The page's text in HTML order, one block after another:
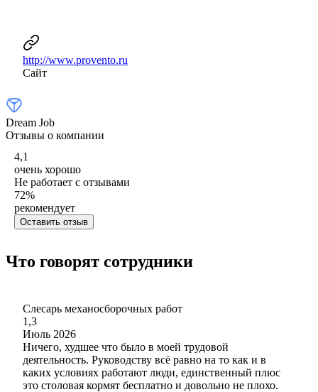
http://www.provento.ru
Сайт
Dream Job
Отзывы о компании
4,1
очень хорошо
Не работает с отзывами
72%
рекомендует
Оставить отзыв
Что говорят сотрудники
Слесарь механосборочных работ
1,3
Июль 2026
Ничего, худшее что было в моей трудовой
деятельность. Руководству всë равно на то как и в
каких условиях работают люди, единственный плюс
это столовая кормят бесплатно и довольно не плохо.